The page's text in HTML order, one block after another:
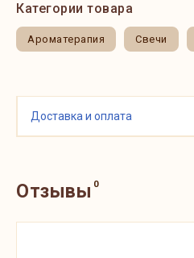
Категории товара
Ароматерапия Свечи
Доставка и оплата
Отзывы 0